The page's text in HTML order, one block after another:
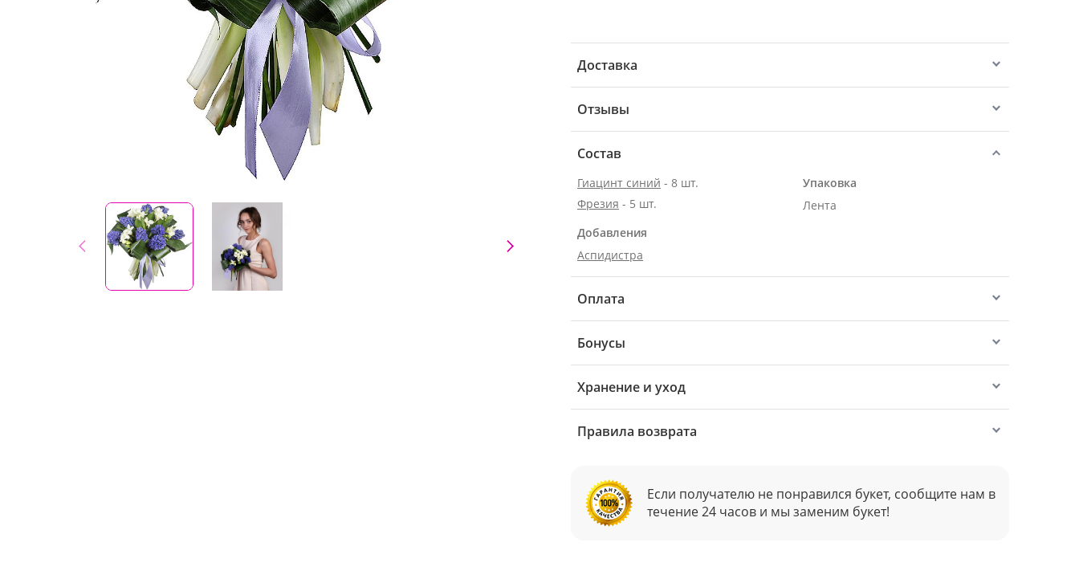
Доставка
Отзывы
Состав
Гиацинт синий - 8 шт.
Фрезия - 5 шт.
Добавления
Аспидистра
Упаковка
Лента
Оплата
Бонусы
Хранение и уход
Правила возврата
Если получателю не понравился букет, сообщите нам в
течение 24 часов и мы заменим букет!